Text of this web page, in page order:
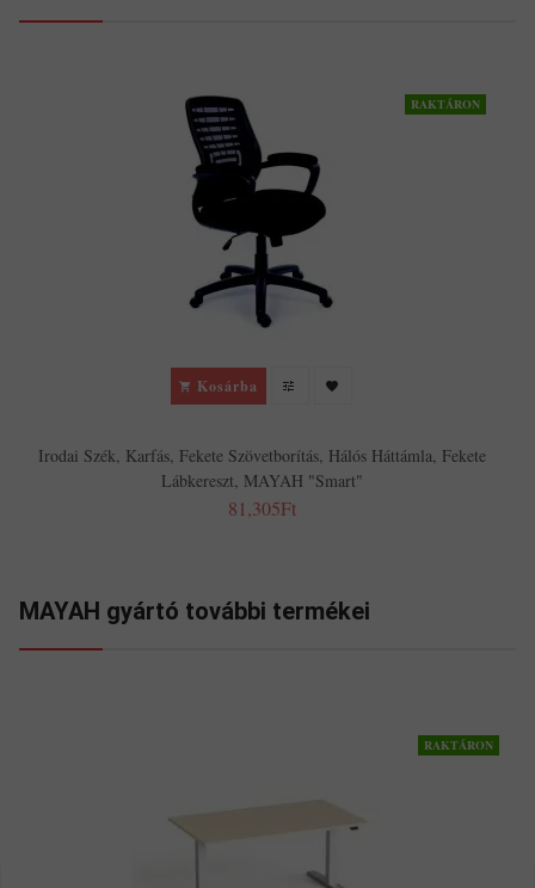
RAKTÁRON
Kosárba
Irodai Szék, Karfás, Fekete Szövetborítás, Hálós Háttámla, Fekete
Lábkereszt, MAYAH "Smart"
81,305Ft
MAYAH gyártó további termékei
RAKTÁRON